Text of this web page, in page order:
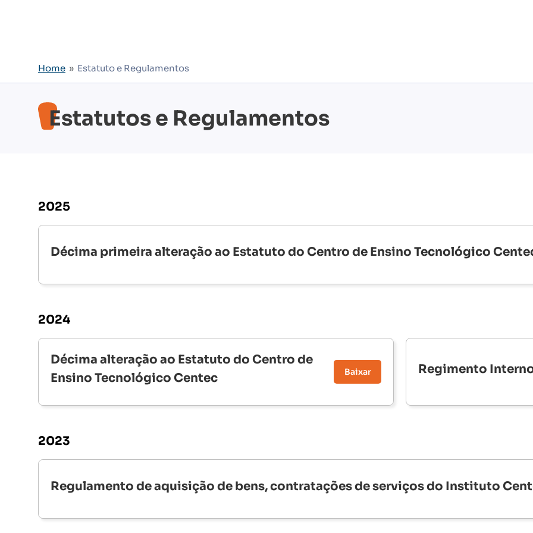
Home » Estatuto e Regulamentos
Estatutos e Regulamentos
2025
Décima primeira alteração ao Estatuto do Centro de Ensino Tecnológico
2024
Décima alteração ao Estatuto do Centro de
Ensino Tecnológico Centec
Baixar Regimento
2023
Regulamento de aquisição de bens, contratações de serviços do Instituto